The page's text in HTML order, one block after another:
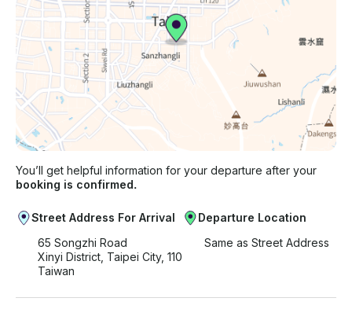
You’ll get helpful information for your departure after your
booking is confirmed.
Street Address For Arrival
65 Songzhi Road
Xinyi District, Taipei City, 110
Taiwan
Departure Location
Same as Street Address